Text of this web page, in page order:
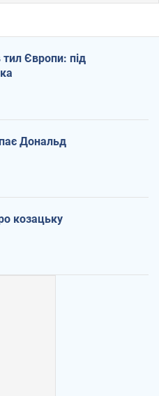
Європи: під
Дональд
козацьку